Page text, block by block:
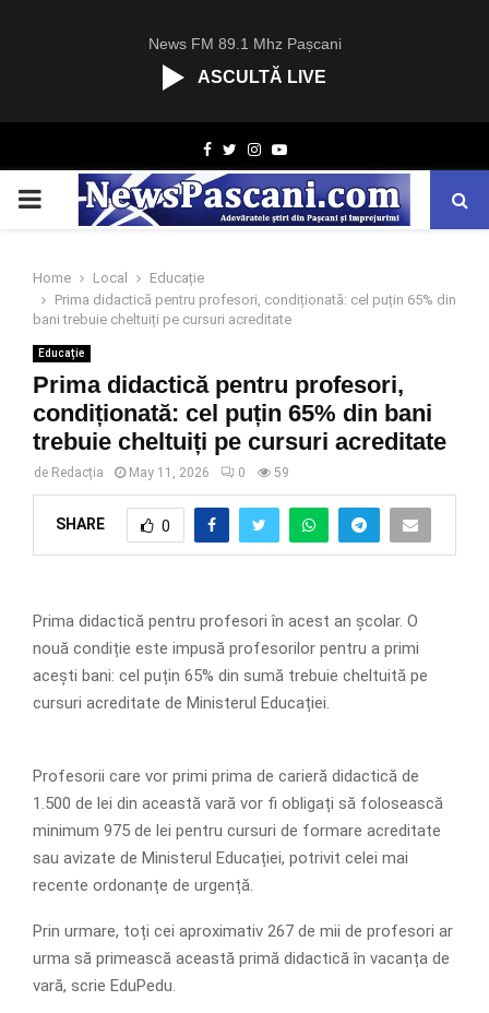
News FM 89.1 Mhz Pașcani
ASCULTĂ LIVE
Facebook
TwitterInstagram
Youtube
PRIMARY
Home Local
Educație
Prima didactică pentru profesori, condiționată: cel puțin 65% din
bani trebuie cheltuiți pe cursuri acreditate
Educație
Prima didactică pentru profesori,
condiționată: cel puțin 65% din bani
trebuie cheltuiți pe cursuri acreditate
de Redacția May 11, 2026 0 59
SHARE 0
Prima didactică pentru profesori în acest an școlar. O
nouă condiție este impusă profesorilor pentru a primi
acești bani: cel puțin 65% din sumă trebuie cheltuită pe
cursuri acreditate de Ministerul Educației.
Profesorii care vor primi prima de carieră didactică de
1.500 de lei din această vară vor fi obligați să folosească
minimum 975 de lei pentru cursuri de formare acreditate
sau avizate de Ministerul Educației, potrivit celei mai
recente ordonanțe de urgență.
Prin urmare, toți cei aproximativ 267 de mii de profesori ar
urma să primească această primă didactică în vacanța de
vară, scrie EduPedu.